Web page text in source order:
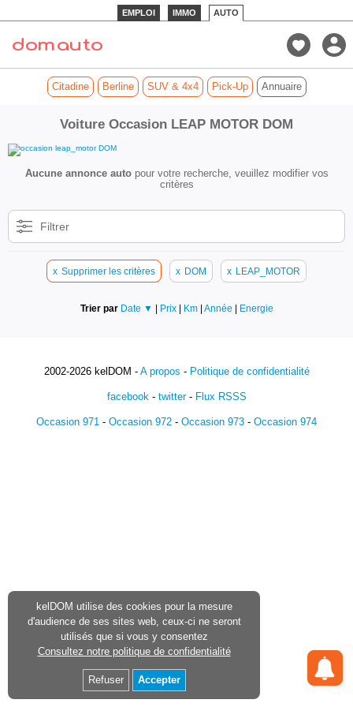
EMPLOI IMMO AUTO
Citadine Berline SUV & 4x4 Pick-Up Annuaire
Voiture Occasion LEAP MOTOR DOM
Aucune annonce autopour votre recherche, veuillez modifier vos
critères
Filtrer
x Supprimer les critères x DOM x LEAP_MOTOR
Trier par Date ▼ | Prix | Km | Année | Energie
2002-2026 kelDOM - A propos - Politique de confidentialité
facebook- twitter- Flux RSSS
Occasion 971 - Occasion 972 - Occasion 973 - Occasion 974
kelDOM utilise des cookies pour la mesure
d'audience de ses sites web, ceux-ci ne seront
utilisés que si vous y consentez
Consultez notre politique de confidentialité
Refuser Accepter